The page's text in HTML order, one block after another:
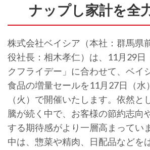
ナップし家計を全
株式会社ベイシア（本社：群馬県
役社長：相木孝仁）は、11月29日
クフライデー」に合わせて、ベイ
食品の増量セールを11月27日（水
（火）で開催いたします。依然と
騰が続く中で、お客様の節約志向
する期待感がより一層高まってい
中は、惣菜や精肉、日配品などを